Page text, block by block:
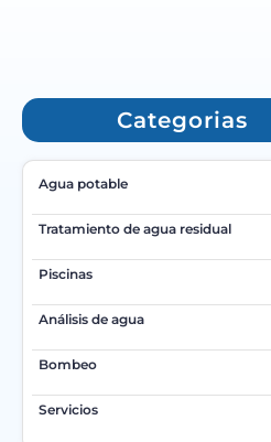
Categorias
Agua potable
Tratamiento de agua residual
Piscinas
Análisis de agua
Bombeo
Servicios